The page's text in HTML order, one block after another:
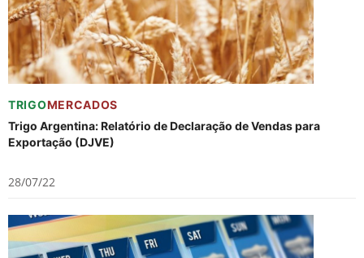
TRIGOMERCADOS
Trigo Argentina: Relatório de Declaração de Vendas para
Exportação (DJVE)
28/07/22